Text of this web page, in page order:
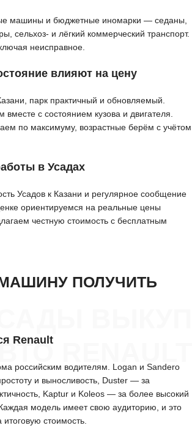
машины и бюджетные иномарки — седаны,
сельхоз- и лёгкий коммерческий транспорт.
неисправное.
влияют на цену
парк практичный и обновляемый.
с состоянием кузова и двигателя.
по максимуму, возрастные берём с учётом
в Усадах
Усадов к Казани и регулярное сообщение
ориентируемся на реальные цены
честную стоимость с бесплатным
ВЫКУП
RENAULT
ПОЛУЧИТЬ
Renault
российским водителям. Logan и Sandero
и выносливость, Duster — за
Kaptur и Koleos — за более высокий
модель имеет свою аудиторию, и это
стоимость.